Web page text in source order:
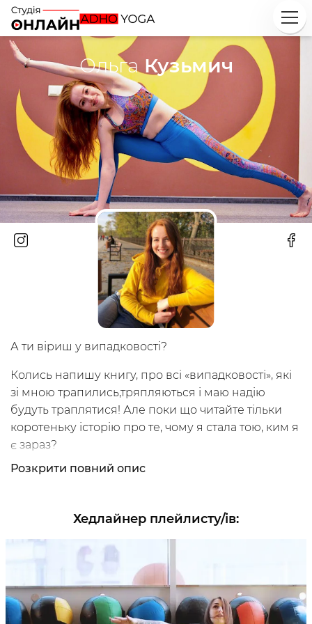
Ольга Кузьмич
А ти віриш у випадковості?
Колись напишу книгу, про всі «випадковості», які
зі мною трапились,тряпляються і маю надію
будуть траплятися! Але поки що читайте тільки
коротеньку історію про те, чому я стала тою, ким я
є зараз?
Мене звати Оля і я сертифікований ADHОyoga-
Ще колись,навчаючись у медичному коледжі,
зрозуміла, що не всі захворювання треба лікувати
медикаментами і не всі вони можуть ними
вилікуватись.А багато захворювань можна
уникнути, якщо є рух!
Розкрити повний опис
Хедлайнер плейлисту/ів: